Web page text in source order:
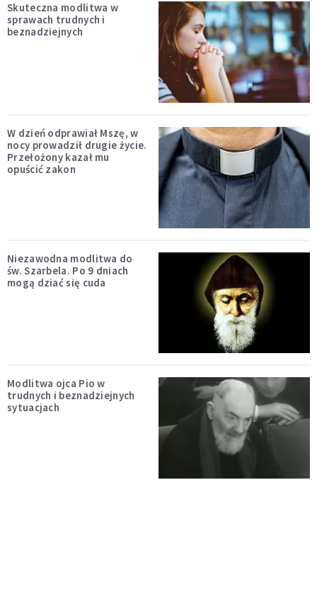
Skuteczna modlitwa w
sprawach trudnych i
beznadziejnych
W dzień odprawiał Mszę, w
nocy prowadził drugie życie.
Przełożony kazał mu
opuścić zakon
Niezawodna modlitwa do
św. Szarbela. Po 9 dniach
mogą dziać się cuda
Modlitwa ojca Pio w
trudnych i beznadziejnych
sytuacjach